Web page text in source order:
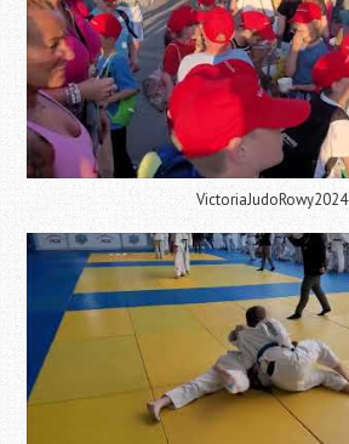
VictoriaJudoRowy2024